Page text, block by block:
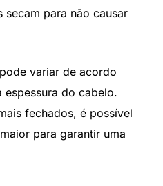
secam para não causar
variar de acordo
do cabelo.
fechados, é possível
para garantir uma